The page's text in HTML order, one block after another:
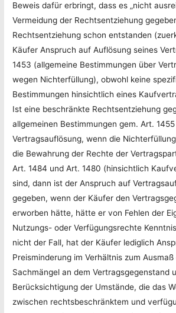
Beweis dafür erbringt, dass es „nicht
Vermeidung der Rechtsentziehung
Rechtsentziehung schon entstanden
Käufer Anspruch auf Auflösung seines
1453 (allgemeine Bestimmungen über
wegen Nichterfüllung), obwohl keine
Bestimmungen hinsichtlich eines
Ist eine beschränkte Rechtsentziehung
allgemeinen Bestimmungen gem. Art.
Vertragsauflösung, wenn die
die Bewahrung der Rechte der
Art. 1484 und Art. 1480 (hinsichtlich
sind, dann ist der Anspruch auf
gegeben, wenn der Käufer den
erworben hätte, hätte er von Fehlen der
Nutzungs- oder Verfügungsrechte
nicht der Fall, hat der Käufer lediglich
Preisminderung im Verhältnis zum
Sachmängel an dem Vertragsgegenstand
Berücksichtigung der Umstände, die das
zwischen rechtsbeschränktem und